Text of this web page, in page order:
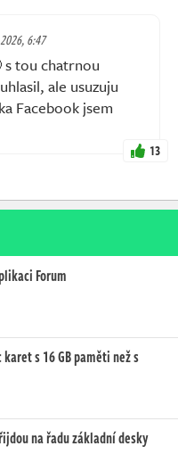
6:47
s tou chatrnou
ale usuzuju
Facebook jsem
13
Forum
s 16 GB paměti než s
na řadu základní desky